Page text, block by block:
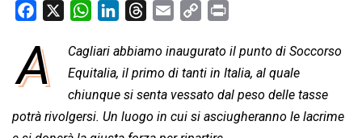
c
e
o
W
a
t
s
A
n
k
e
d
r
e
a
d
a
i
l
p
y
L
i
i
n
t
A Cagliari abbiamo inaugurato il punto di  Soccorso
Equitalia, il primo di tanti in Italia, al quale
chiunque si senta vessato dal peso delle tasse
potrà rivolgersi. Un luogo in cui si asciugheranno le lacrime